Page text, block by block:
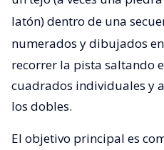
latón) dentro de una
numerados y dibujados
recorrer la pista saltando
cuadrados individuales y
los dobles.
El objetivo principal es